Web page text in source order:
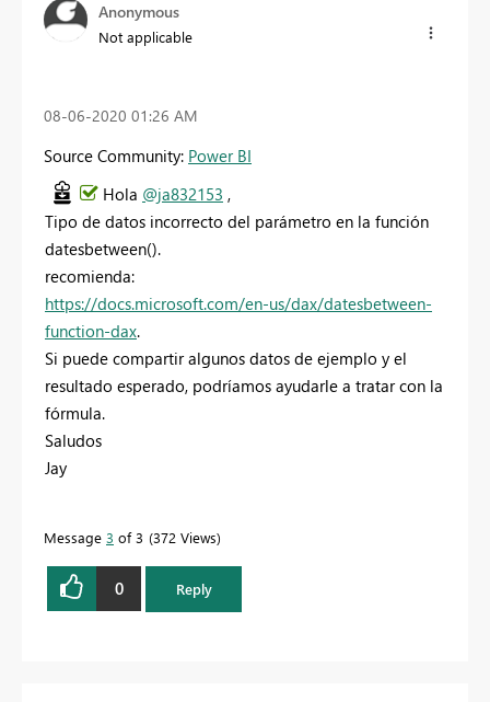
Anonymous
Not applicable
‎08-06-2020 01:26 AM
Source Community: Power BI
Hola @ja832153 ,
Tipo de datos incorrecto del parámetro en la función
datesbetween().
recomienda:
https://docs.microsoft.com/en-us/dax/datesbetween-
function-dax.
Si puede compartir algunos datos de ejemplo y el
resultado esperado, podríamos ayudarle a tratar con la
fórmula.
Saludos
Jay
Message 3 of 3 372 Views
0 Reply